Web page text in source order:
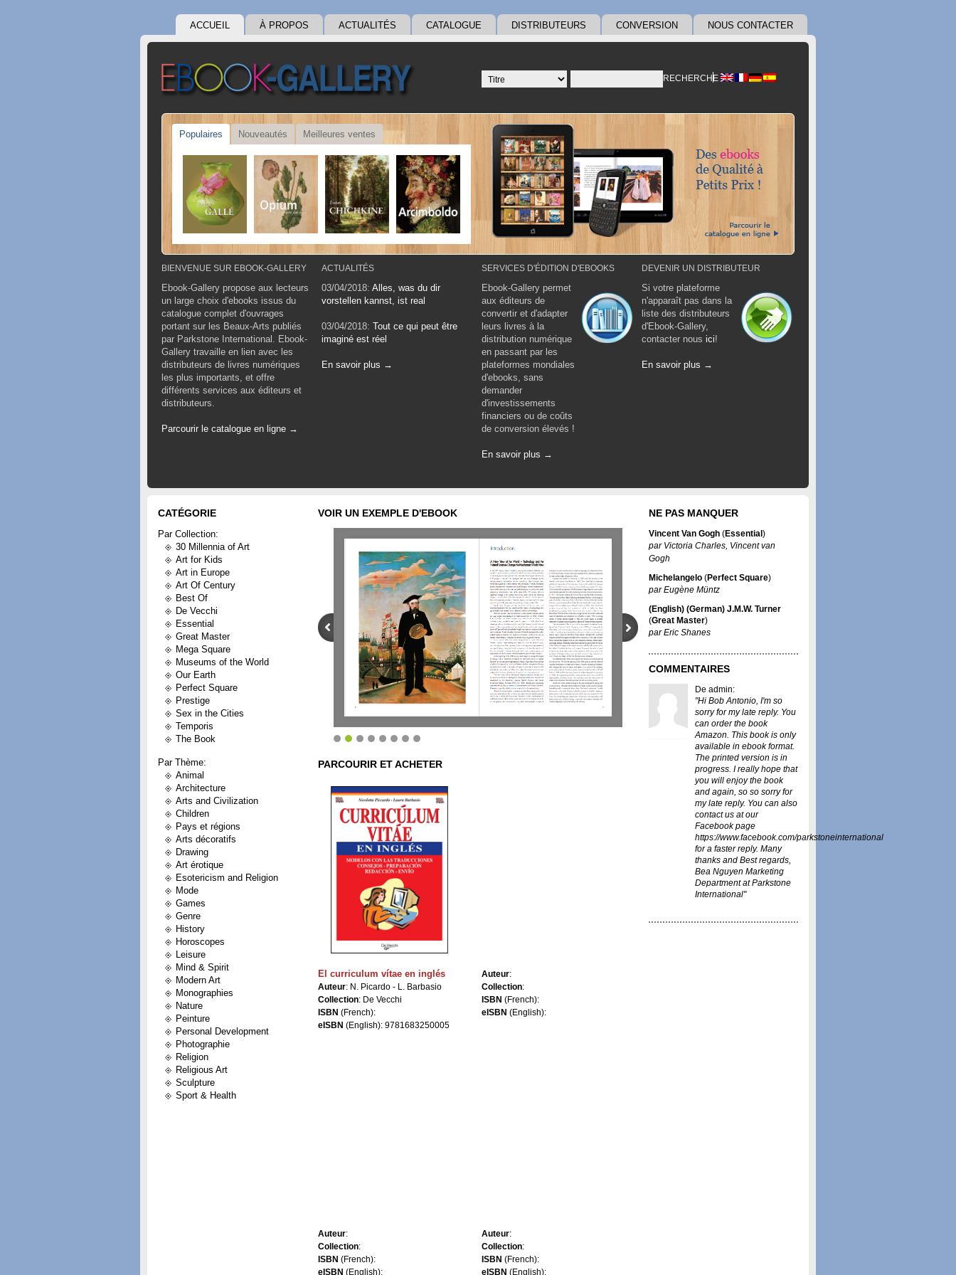
ACCUEIL À PROPOS ACTUALITÉS CATALOGUE DISTRIBUTEURS CONVERSION NOUS CONTACTER
RECHERCHE
Populaires Nouveautés Meilleures ventes
BIENVENUE SUR EBOOK-GALLERY
Ebook-Gallery propose aux lecteurs
un large choix d'ebooks issus du
catalogue complet d'ouvrages
portant sur les Beaux-Arts publiés
par Parkstone International. Ebook-
Gallery travaille en lien avec les
distributeurs de livres numériques
les plus importants, et offre
différents services aux éditeurs et
distributeurs.
Parcourir le catalogue en ligne →
ACTUALITÉS
03/04/2018: Alles, was du dir
vorstellen kannst, ist real
03/04/2018: Tout ce qui peut être
imaginé est réel
En savoir plus →
SERVICES D'ÉDITION D'EBOOKS
Ebook-Gallery permet
aux éditeurs de
convertir et d'adapter
leurs livres à la
distribution numérique
en passant par les
plateformes mondiales
d'ebooks, sans
demander
d'investissements
financiers ou de coûts
de conversion élevés !
En savoir plus →
DEVENIR UN DISTRIBUTEUR
Si votre plateforme
n'apparaît pas dans la
liste des distributeurs
d'Ebook-Gallery,
contacter nous ici!
En savoir plus →
CATÉGORIE
Par Collection:
30 Millennia of Art
Art for Kids
Art in Europe
Art Of Century
Best Of
De Vecchi
Essential
Great Master
Mega Square
Museums of the World
Our Earth
Perfect Square
Prestige
Sex in the Cities
Temporis
The Book
Par Thème:
Animal
Architecture
Arts and Civilization
Children
Pays et régions
Arts décoratifs
Drawing
Art érotique
Esotericism and Religion
Mode
Games
Genre
History
Horoscopes
Leisure
Mind & Spirit
Modern Art
Monographies
Nature
Peinture
Personal Development
Photographie
Religion
Religious Art
Sculpture
Sport & Health
VOIR UN EXEMPLE D'EBOOK
PARCOURIR ET ACHETER
El curriculum vítae en inglés
Auteur: N. Picardo - L. Barbasio
Collection: De Vecchi
ISBN (French):
eISBN (English): 9781683250005
Auteur:
Collection:
ISBN (French):
eISBN (English):
Auteur:
Collection:
ISBN (French):
eISBN (English):
Auteur:
Collection:
ISBN (French):
eISBN (English):
NE PAS MANQUER
Vincent Van Gogh (Essential )
par Victoria Charles, Vincent van
Gogh
Michelangelo (Perfect Square)
parEugène Müntz
(English) (German) J.M.W. Turner
(Great Master)
parEric Shanes
COMMENTAIRES
De admin:
"Hi Bob Antonio, I'm so
sorry for my late reply. You
can order the book
Amazon. This book is only
available in ebook format.
The printed version is in
progress. I really hope that
you will enjoy the book
and again, so so sorry for
my late reply. You can also
contact us at our
Facebook page
https://www.facebook.com/parkstoneinternational
for a faster reply. Many
thanks and Best regards,
Bea Nguyen Marketing
Department at Parkstone
International"